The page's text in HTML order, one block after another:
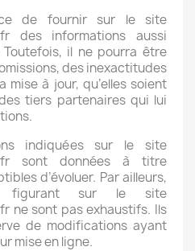
de fournir sur le site
des informations aussi
il ne pourra être
des inexactitudes
à jour, qu’elles soient
tiers partenaires qui lui
indiquées sur le site
sont données à titre
d’évoluer. Par ailleurs,
figurant sur le site
ne sont pas exhaustifs. Ils
de modifications ayant
mise en ligne.